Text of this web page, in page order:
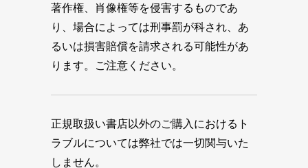
著作権、肖像権等を侵害するものであ
り、場合によっては刑事罰が科され、あ
るいは損害賠償を請求される可能性があ
ります。ご注意ください。
正規取扱い書店以外のご購入におけるト
ラブルについては弊社では一切関与いた
しません。